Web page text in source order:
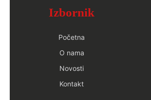
Izbornik
Početna
O nama
Novosti
Kontakt